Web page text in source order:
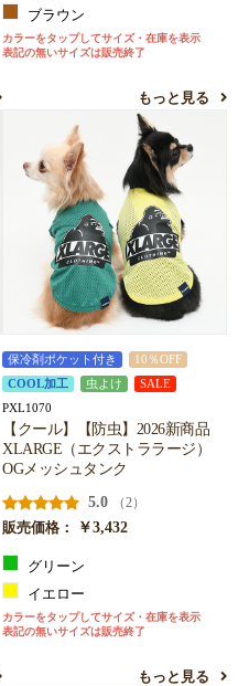
ブラウン
カラーをタップしてサイズ・在庫を表示
表記の無いサイズは販売終了
もっと見る
保冷剤ポケット付き
10％OFF
COOL加工
虫よけ SALE
PXL1070
【クール】【防虫】2026新商品
XLARGE（エクストララージ）
OGメッシュタンク
5.0
（2）
販売価格：
￥3,432
グリーン
イエロー
カラーをタップしてサイズ・在庫を表示
表記の無いサイズは販売終了
もっと見る